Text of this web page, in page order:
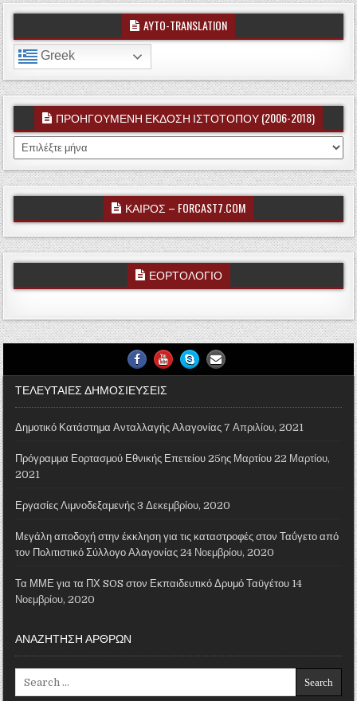
AYTO-TRANSLATION
Greek
ΠΡΟΗΓΟΥΜΕΝΗ ΕΚΔΟΣΗ ΙΣΤΟΤΟΠΟΥ (2006-2018)
ΠΡΟΗΓΟΥΜΕΝΗ ΕΚΔΟΣΗ ΙΣΤΟΤΟΠΟΥ (2006-2018)
ΚΑΙΡΟΣ – FORCAST7.COM
ΕΟΡΤΟΛΟΓΙΟ
Facebook
YoutubeSkypeEmail Us
ΤΕΛΕΥΤΑΙΕΣ ΔΗΜΟΣΙΕΥΣΕΙΣ
Δημοτικό Κατάστημα Ανταλλαγής Αλαγονίας 7 Απριλίου, 2021
Πρόγραμμα Εορτασμού Εθνικής Επετείου 25ης Μαρτίου 22 Μαρτίου,
2021
Εργασίες Λιμνοδεξαμενής 3 Δεκεμβρίου, 2020
Μεγάλη αποδοχή στην έκκληση για τις καταστροφές στον Ταΰγετο από
τον Πολιτιστικό Σύλλογο Αλαγονίας 24 Νοεμβρίου, 2020
Τα ΜΜΕ για τα ΠΧ SOS στον Εκπαιδευτικό Δρυμό Ταϋγέτου 14
Νοεμβρίου, 2020
ΑΝΑΖΗΤΗΣΗ ΑΡΘΡΩΝ
Search for: